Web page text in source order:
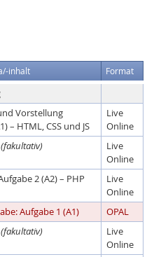
inhalt Format
Vorstellung
– HTML, CSS und JS
Live
Online
Live
Online
2 (A2) – PHP
Live
Online
Aufgabe 1 (A1)
OPAL
Live
Online